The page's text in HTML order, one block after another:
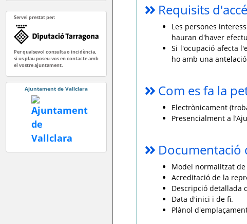
Servei prestat per:
Per qualsevol consulta o incidència,
si us plau poseu-vos en contacte amb
el vostre ajuntament.
Ajuntament de Vallclara
Requisits
Les persones
hauran d'haver
Si l'ocupació afecta
ho amb una
Com es fa la
Electrònicament
Presencialment a
Documentació
Model normalitzat de
Acreditació de la
Descripció detallada
Data d'inici i de fi.
Plànol